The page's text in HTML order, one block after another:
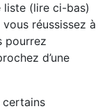
liste (lire ci-bas)
réussissez à
pourrez
d’une
certains